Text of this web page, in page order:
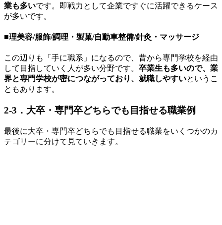
業も多いです。即戦力として企業ですぐに活躍できるケース
が多いです。
■理美容/服飾/調理・製菓/自動車整備/針灸・マッサージ
この辺りも「手に職系」になるので、昔から専門学校を経由
して目指していく人が多い分野です。 卒業生も多いので、業
界と専門学校が密につながっており、就職しやすいというこ
ともあります。
2-3．大卒・専門卒どちらでも目指せる職業例
最後に大卒・専門卒どちらでも目指せる職業をいくつかのカ
テゴリーに分けて見ていきます。